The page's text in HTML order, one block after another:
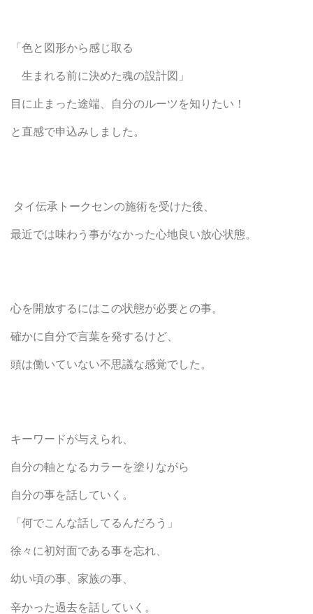
「色と図形から感じ取る
生まれる前に決めた魂の設計図」
目に止まった途端、自分のルーツを知りたい！
と直感で申込みしました。
タイ伝承トークセンの施術を受けた後、
最近では味わう事がなかった心地良い放心状態。
心を開放するにはこの状態が必要との事。
確かに自分で言葉を発するけど、
頭は働いていない不思議な感覚でした。
キーワードが与えられ、
自分の軸となるカラーを塗りながら
自分の事を話していく。
「何でこんな話してるんだろう」
徐々に初対面である事を忘れ、
幼い頃の事、家族の事、
辛かった過去を話していく。